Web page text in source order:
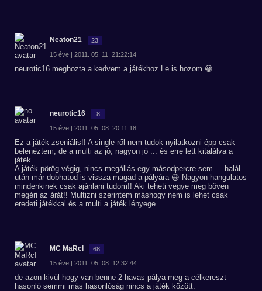
Neaton21 23
15 éve | 2011. 05. 11. 21:22:14
neurotic16 meghozta a kedvem a játékhoz.Le is hozom.😀
neurotic16 8
15 éve | 2011. 05. 08. 20:11:18
Ez a játék zseniális!! A single-ről nem tudok nyilatkozni épp csak
belenéztem, de a multi az jó, nagyon jó ... és erre lett kitalálva a
játék.
A játék pörög végig, nincs megállás egy másodpercre sem ... halál
után már dobhatod is vissza magad a pályára 😀 Nagyon hangulatos
mindenkinek csak ajánlani tudom!! Aki teheti vegye meg bőven
megéri az árát!! Multizni szerintem máshogy nem is lehet csak
eredeti játékkal és a multi a játék lényege.
MC MaRcI 68
15 éve | 2011. 05. 08. 12:32:44
de azon kivül hogy van benne 2 havas pálya meg a célkereszt
hasonló semmi más hasonlóság nincs a játék között.